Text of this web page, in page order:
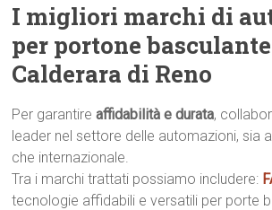
I migliori marchi di
per portone
Calderara di Reno
Per garantireaffidabilità e durata,
leader nel settore delle automazioni, sia
che internazionale.
Tra i marchi trattati possiamo includere:
tecnologie affidabili e versatili per porte